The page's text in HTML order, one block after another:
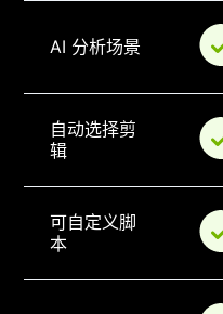
AI 分析场景
自动选择剪
辑
可自定义脚
本